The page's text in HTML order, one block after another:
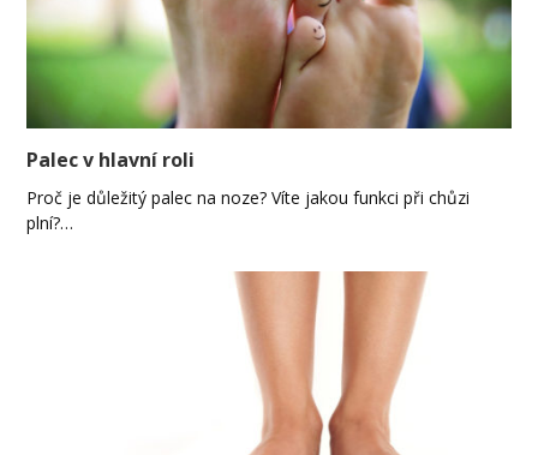
Palec v hlavní roli
Proč je důležitý palec na noze? Víte jakou funkci při chůzi
plní?…